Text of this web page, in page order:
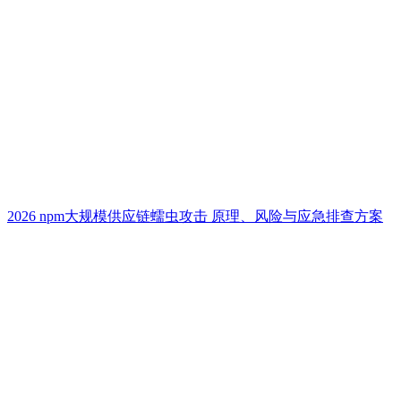
2026 npm大规模供应链蠕虫攻击 原理、风险与应急排查方案